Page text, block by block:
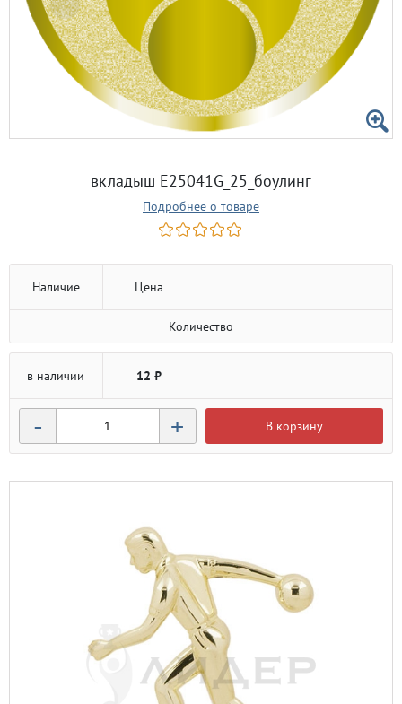
вкладыш E25041G_25_боулинг
Подробнее о товаре
Наличие Цена
Количество
в наличии 12 ₽
- + В корзину